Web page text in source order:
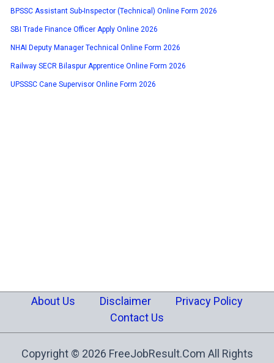
BPSSC Assistant Sub-Inspector (Technical) Online Form 2026
SBI Trade Finance Officer Apply Online 2026
NHAI Deputy Manager Technical Online Form 2026
Railway SECR Bilaspur Apprentice Online Form 2026
UPSSSC Cane Supervisor Online Form 2026
About Us Disclaimer
Privacy Policy
Contact Us
Copyright © 2026 FreeJobResult.Com All Rights